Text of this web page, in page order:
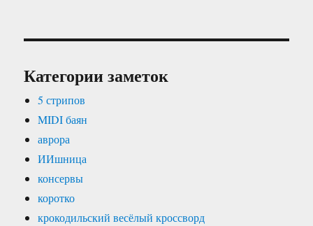
Категории заметок
5 стрипов
MIDI баян
аврора
ИИшница
консервы
коротко
крокодильский весёлый кроссворд